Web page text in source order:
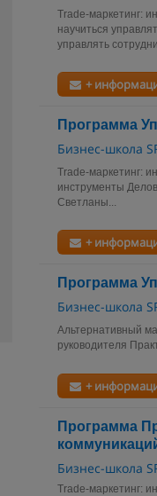
Trade-маркетинг:
научиться
управлять
+
Программа
Бизнес-школа
Trade-маркетинг:
инструменты
Светланы...
+
Программа
Бизнес-школа
Альтернативный
руководителя
+
Программа
Бизнес-школа
Trade-маркетинг: